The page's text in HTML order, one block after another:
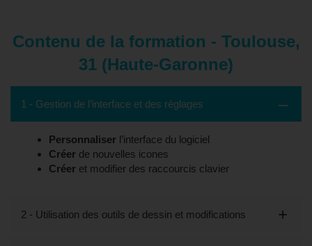
Contenu de la formation - Toulouse,
31 (Haute-Garonne)
1 - Gestion de l’interface et des réglages
Personnaliser l’interface du logiciel
Créer de nouvelles icones
Créer et modifier des raccourcis clavier
2 - Utilisation des outils de dessin et modifications